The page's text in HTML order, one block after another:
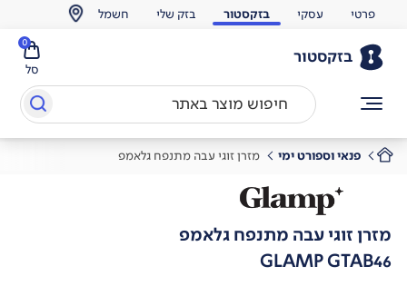
פרטי עסקי בזקסטור בזק שלי חשמל
בזקסטור
סל
0
פנאי וספורט ימי מזרן זוגי עבה מתנפח גלאמפ
מזרן זוגי עבה מתנפח גלאמפ
GLAMP GTAB46